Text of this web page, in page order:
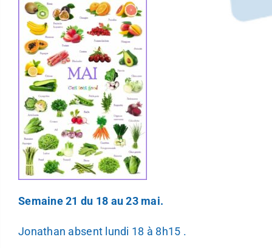
Semaine 21 du 18 au 23 mai.
Jonathan absent lundi 18 à 8h15 .